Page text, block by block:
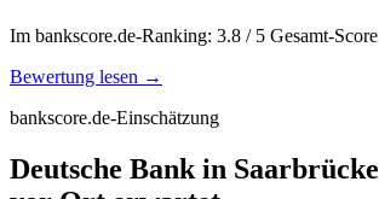
Im bankscore.de-Ranking: 3.8 / 5 Gesamt-
Bewertung lesen →
bankscore.de-Einschätzung
Deutsche Bank in